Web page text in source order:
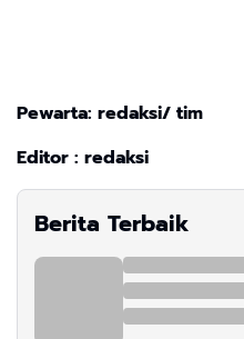
Pewarta: redaksi/ tim
Editor : redaksi
Berita Terbaik